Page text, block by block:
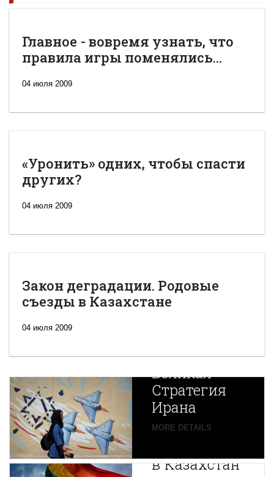
Главное - вовремя узнать, что
правила игры поменялись...
04 июля 2009
«Уронить» одних, чтобы спасти
других?
04 июля 2009
Закон деградации. Родовые
съезды в Казахстане
04 июля 2009
Новая
Великая
Стратегия
Ирана
MORE DETAILS
Путин
в Казахстан
Центральной